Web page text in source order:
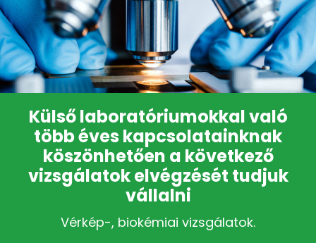
Külső laboratóriumokkal való
több éves kapcsolatainknak
köszönhetően a következő
vizsgálatok elvégzését tudjuk
vállalni
Vérkép-, biokémiai vizsgálatok.